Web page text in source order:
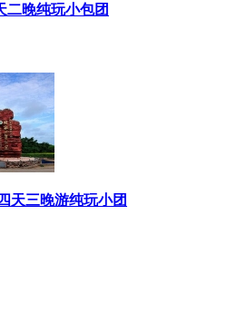
二晚纯玩小包团
天三晚游纯玩小团